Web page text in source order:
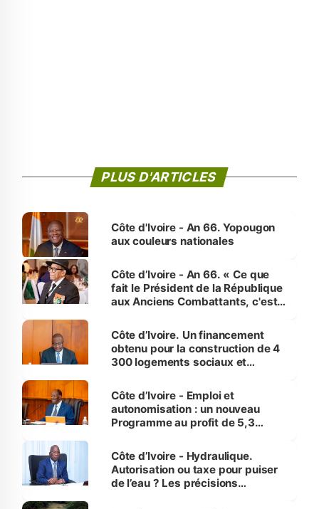
PLUS D'ARTICLES
Côte d'Ivoire - An 66. Yopougon
aux couleurs nationales
Côte d’Ivoire - An 66. « Ce que
fait le Président de la République
aux Anciens Combattants, c'est
Côte d’Ivoire. Un financement
obtenu pour la construction de 4
300 logements sociaux et
et Yamoussoukro
Côte d’Ivoire - Emploi et
autonomisation : un nouveau
Programme au profit de 5,3
Côte d’Ivoire - Hydraulique.
Autorisation ou taxe pour puiser
de l’eau ? Les précisions